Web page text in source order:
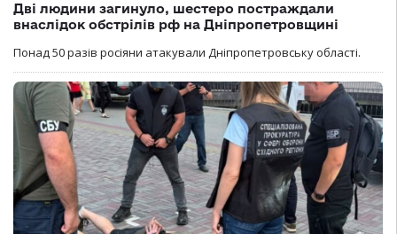
Дві людини загинуло, шестеро постраждали
внаслідок обстрілів рф на Дніпропетровщині
Понад 50 разів росіяни атакували Дніпропетровську області.